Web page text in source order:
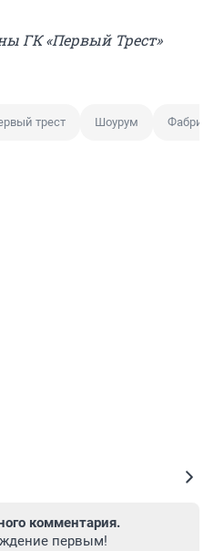
ГК «Первый Трест»
трест Шоурум
комментария.
первым!